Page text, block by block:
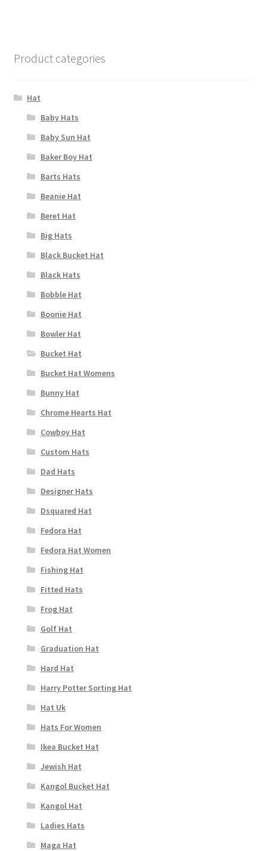
Product categories
Hat
Baby Hats
Baby Sun Hat
Baker Boy Hat
Barts Hats
Beanie Hat
Beret Hat
Big Hats
Black Bucket Hat
Black Hats
Bobble Hat
Boonie Hat
Bowler Hat
Bucket Hat
Bucket Hat Womens
Bunny Hat
Chrome Hearts Hat
Cowboy Hat
Custom Hats
Dad Hats
Designer Hats
Dsquared Hat
Fedora Hat
Fedora Hat Women
Fishing Hat
Fitted Hats
Frog Hat
Golf Hat
Graduation Hat
Hard Hat
Harry Potter Sorting Hat
Hat Uk
Hats For Women
Ikea Bucket Hat
Jewish Hat
Kangol Bucket Hat
Kangol Hat
Ladies Hats
Maga Hat